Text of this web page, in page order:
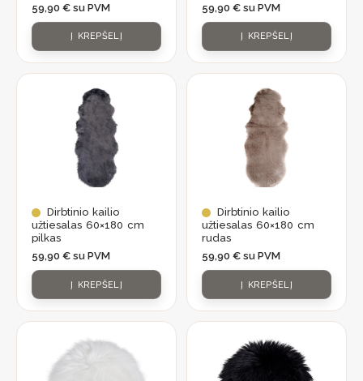
59,90 € su PVM
Į KREPŠELĮ
59,90 € su PVM
Į KREPŠELĮ
Dirbtinio kailio
užtiesalas 60×180 cm
pilkas
59,90 € su PVM
Į KREPŠELĮ
Dirbtinio kailio
užtiesalas 60×180 cm
rudas
59,90 € su PVM
Į KREPŠELĮ